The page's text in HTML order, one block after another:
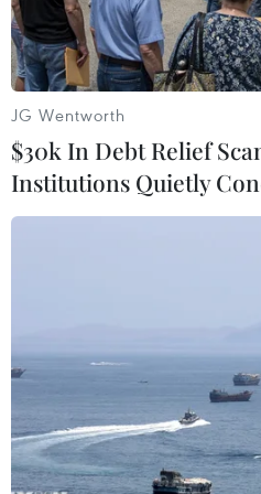
Đài TNHK đưa tin, chỉ
vũ khí siêu thanh, một
quốc đang trỗi dậy này
chế tạo các loại vũ khí
Ông James Acton - Đồng
JG Wentworth
$30k In Debt Relief
Institutions Quietly